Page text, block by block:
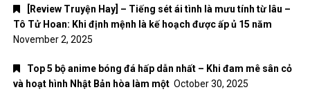
[Review Truyện Hay] – Tiếng sét ái tình là mưu tính từ lâu –
Tô Tử Hoan: Khi định mệnh là kế hoạch được ấp ủ 15 năm
November 2, 2025
Top 5 bộ anime bóng đá hấp dẫn nhất – Khi đam mê sân cỏ
và hoạt hình Nhật Bản hòa làm một October 30, 2025